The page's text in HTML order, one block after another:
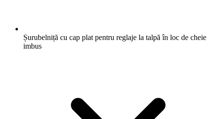
Șurubelniță cu cap plat pentru reglaje la talpă în loc de cheie
imbus